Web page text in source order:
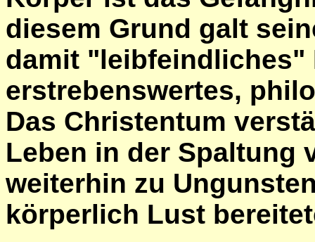
diesem Grund galt
damit "leibfeindliches"
erstrebenswertes,
Das Christentum
Leben in der Spaltung
weiterhin zu
körperlich Lust